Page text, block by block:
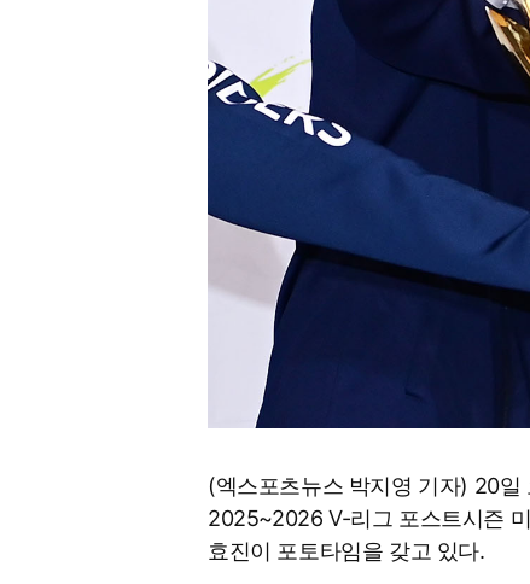
(엑스포츠뉴스 박지영 기자) 20
2025~2026 V-리그 포스트시즌
효진이 포토타임을 갖고 있다.